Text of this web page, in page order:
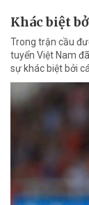
Khác biệt
Trong trận cầu
tuyển Việt Nam
sự khác biệt bởi